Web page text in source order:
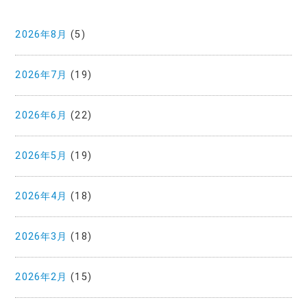
2026年8月 (5)
2026年7月 (19)
2026年6月 (22)
2026年5月 (19)
2026年4月 (18)
2026年3月 (18)
2026年2月 (15)